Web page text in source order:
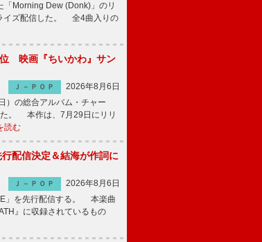
Morning Dew (Donk)」のリ
イズ配信した。 全4曲入りの
位 映画『ちいかわ』サン
Ｊ－ＰＯＰ
2026年8月6日
の総合アルバム・チャー
た。 本作は、7月29日にリリ
読む
配信決定＆結海が作詞に
Ｊ－ＰＯＰ
2026年8月6日
」を先行配信する。 本楽曲
』に収録されているもの